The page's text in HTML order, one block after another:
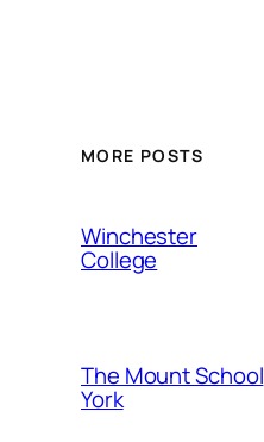
MORE POSTS
Winchester
College
The Mount School
York